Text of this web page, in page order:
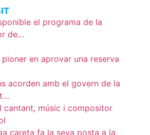
el programa de la
de…
pioner en aprovar una reserva
acorden amb el govern de la
cantant, músic i compositor
careta fa la seva posta a la